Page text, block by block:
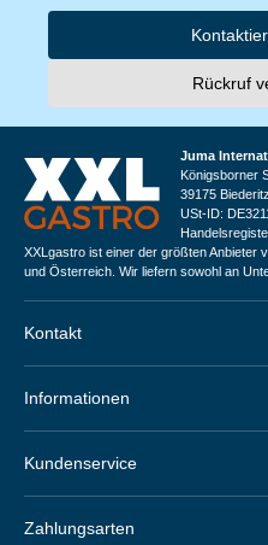
Rückruf
Juma
Königsborner
39175
USt-ID:
XXLgastro ist einer der größten Anbieter
und Österreich. Wir liefern sowohl an
Kontakt
Informationen
Kundenservice
Zahlungsarten